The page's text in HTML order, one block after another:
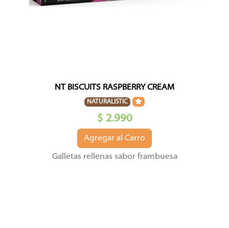
NT BISCUITS RASPBERRY CREAM
NATURALISTIC
$ 2.990
Agregar al Carro
Galletas rellenas sabor frambuesa